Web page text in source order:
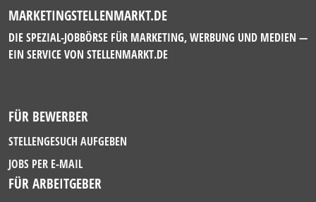
MARKETINGSTELLENMARKT.DE
DIE SPEZIAL-JOBBÖRSE FÜR MARKETING, WERBUNG UND MEDIEN —
EIN SERVICE VON STELLENMARKT.DE
FÜR BEWERBER
STELLENGESUCH AUFGEBEN
JOBS PER E-MAIL
FÜR ARBEITGEBER